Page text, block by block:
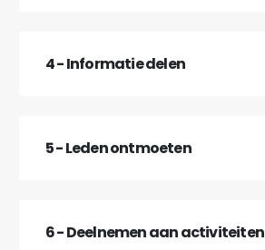
4 - Informatie delen
5 - Leden ontmoeten
6 - Deelnemen aan activiteiten